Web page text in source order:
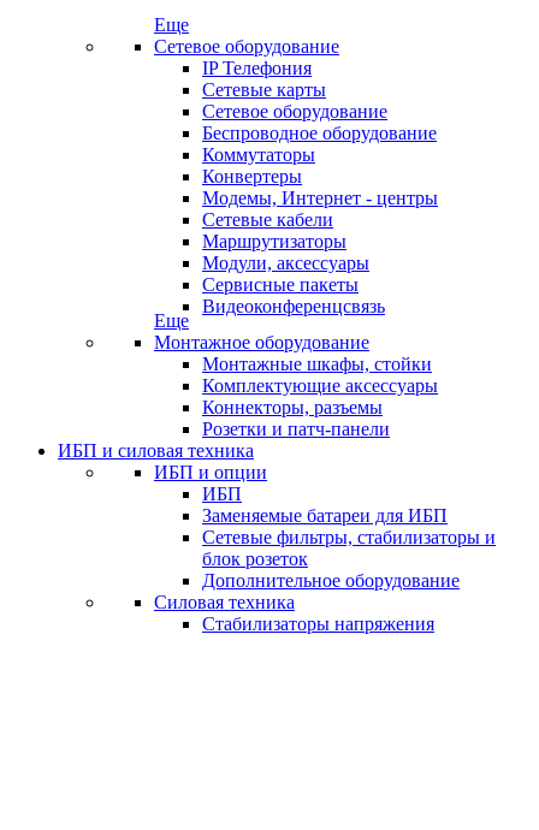
Еще
Сетевое оборудование
IP Телефония
Сетевые карты
Сетевое оборудование
Беспроводное оборудование
Коммутаторы
Конвертеры
Модемы, Интернет - центры
Сетевые кабели
Маршрутизаторы
Модули, аксессуары
Сервисные пакеты
Видеоконференцсвязь
Еще
Монтажное оборудование
Монтажные шкафы, стойки
Комплектующие аксессуары
Коннекторы, разъемы
Розетки и патч-панели
ИБП и силовая техника
ИБП и опции
ИБП
Заменяемые батареи для ИБП
Сетевые фильтры, стабилизаторы и
блок розеток
Дополнительное оборудование
Силовая техника
Стабилизаторы напряжения